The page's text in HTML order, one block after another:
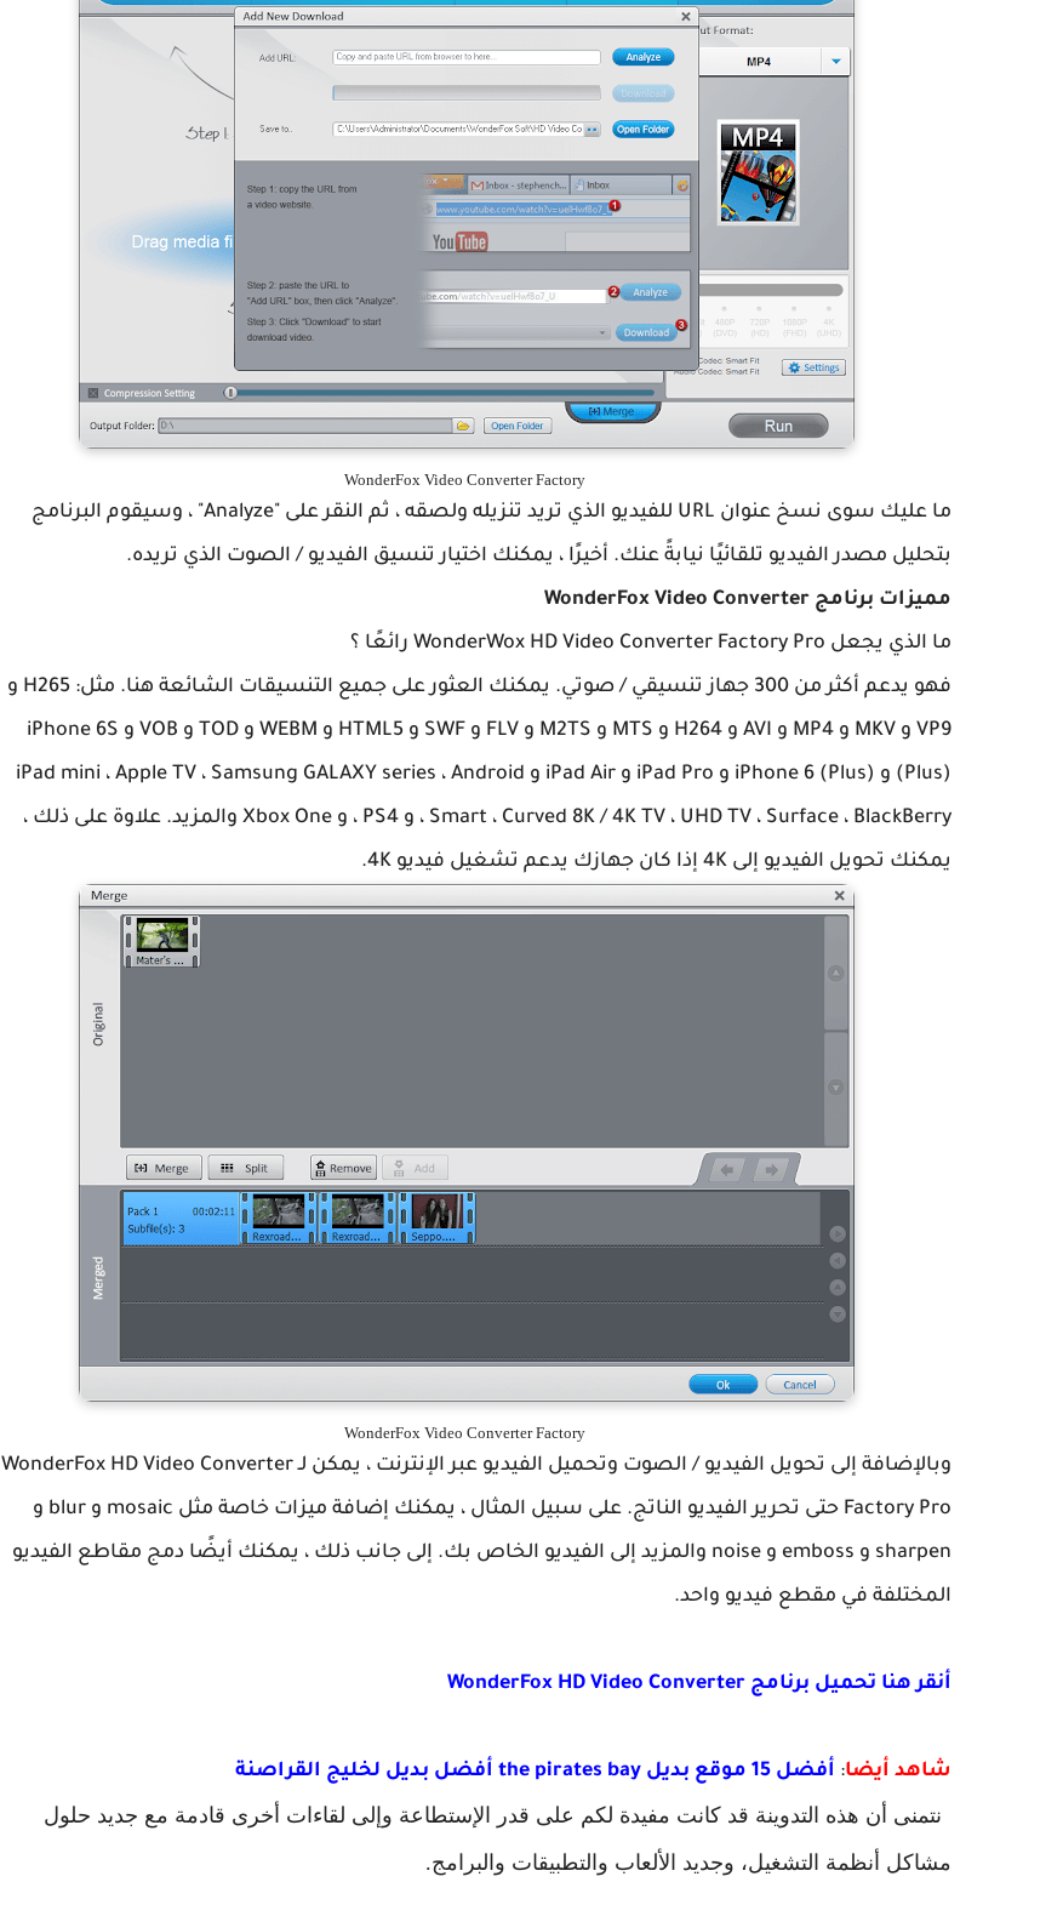
ما عليك سوى نسخ عنوان URL للفيديو الذي تريد تنزيله ولصقه ، ثم النقر على "Analyze" ، وسيقوم البرنامج
بتحليل مصدر الفيديو تلقائيًا نيابةً عنك. أخيرًا ، يمكنك اختيار تنسيق الفيديو / الصوت الذي تريده.
مميزات برنامج WonderFox Video Converter
ما الذي يجعل WonderWox HD Video Converter Factory Pro رائعًا ؟
فهو يدعم أكثر من 300 جهاز تنسيقي / صوتي. يمكنك العثور على جميع التنسيقات الشائعة هنا. مثل: H265 و
VP9 و MKV و MP4 و AVI و H264 و MTS و M2TS و FLV و SWF و HTML5 و WEBM و TOD و VOB و iPhone 6S
(Plus) و iPhone 6 (Plus) و iPad Pro و iPad Air و iPad mini ، Apple TV ، Samsung GALAXY series ، Android
Smart ، Curved 8K / 4K TV ، UHD TV ، Surface ، BlackBerry ، و PS4 ، و Xbox One والمزيد. علاوة على ذلك ،
يمكنك تحويل الفيديو إلى 4K إذا كان جهازك يدعم تشغيل فيديو 4K.
وبالإضافة إلى تحويل الفيديو / الصوت وتحميل الفيديو عبر الإنترنت ، يمكن لـ WonderFox HD Video Converter
Factory Pro حتى تحرير الفيديو الناتج. على سبيل المثال ، يمكنك إضافة ميزات خاصة مثل mosaic و blur و
sharpen و emboss و noise والمزيد إلى الفيديو الخاص بك. إلى جانب ذلك ، يمكنك أيضًا دمج مقاطع الفيديو
المختلفة في مقطع فيديو واحد.
أنقر هنا تحميل برنامج WonderFox HD Video Converter
شاهد أيضا: أفضل 15 موقع بديل the pirates bay أفضل بديل لخليج القراصنة
نتمنى أن هذه التدوينة قد كانت مفيدة لكم على قدر الإستطاعة وإلى لقاءات أخرى قادمة مع جديد حلول
مشاكل أنظمة التشغيل، وجديد الألعاب والتطبيقات والبرامج.